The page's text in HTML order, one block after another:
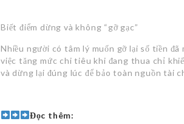
Biết điểm dừng và không “gỡ gạc”
Nhiều người có tâm lý muốn gỡ lại số tiền
việc tăng mức chi tiêu khi đang thua chỉ
và dừng lại đúng lúc để bảo toàn nguồn tài
Đọc thêm: